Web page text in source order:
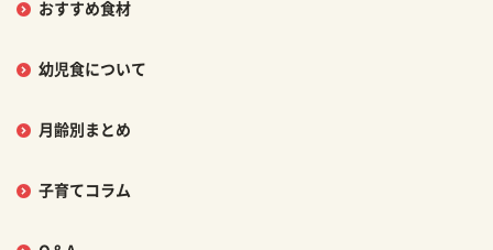
おすすめ食材
幼児食について
月齢別まとめ
子育てコラム